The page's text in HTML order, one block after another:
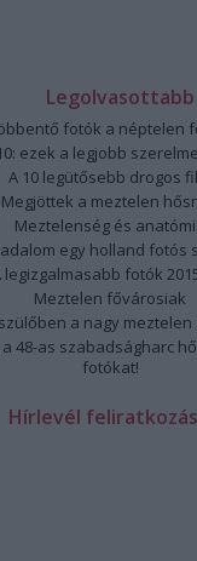
Legolvasottabb
fotók a néptelen
ezek a legjobb
A 10 legütősebb drogos
Megjöttek a meztelen
Meztelenség és
egy holland fotós
legizgalmasabb fotók
Meztelen fővárosiak
a nagy meztelen
a 48-as szabadságharc
fotókat!
Hírlevél feliratkozás